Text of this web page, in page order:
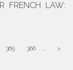
FRENCH LAW:
365 366 ... >